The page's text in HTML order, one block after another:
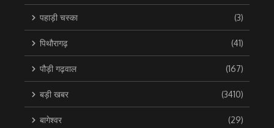
पहाड़ी चस्का (3)
पिथौरागढ़ (41)
पौड़ी गढ़वाल (167)
बड़ी खबर (3410)
बागेश्वर (29)